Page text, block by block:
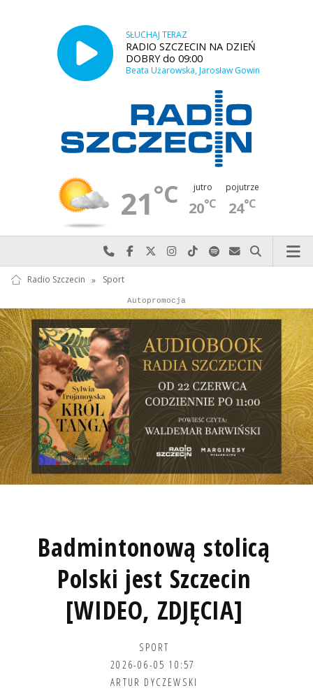
SŁUCHAJ TERAZ
RADIO SZCZECIN NA DZIEŃ
DOBRY do 09:00
Beata Użarowska, Jarosław Gowin
21°C jutro
20°C
pojutrze
24°C
Najlepiej po prostu do nas zadzwoń
Odwiedź nas na Facebook-u
Odwiedź nas na X
Odwiedź nas na Instagram-ie
Odwiedź nas na TikTok-u
Szukaj nas na Spotify
Wyślij do nas
Szukaj
Radio Szczecin » Sport
Reklama
Autopromocja
Badmintonową stolicą
Polski jest Szczecin
[WIDEO, ZDJĘCIA]
SPORT
2026-06-05 10:57
ARTUR DYCZEWSKI